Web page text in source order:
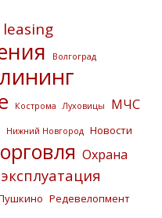
Волгоград
Кострома Луховицы МЧС
Нижний Новгород Новости
Охрана
Редевелопмент